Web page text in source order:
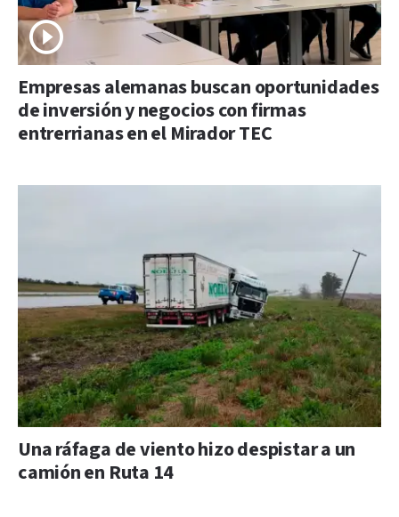
Empresas alemanas buscan oportunidades
de inversión y negocios con firmas
entrerrianas en el Mirador TEC
Una ráfaga de viento hizo despistar a un
camión en Ruta 14